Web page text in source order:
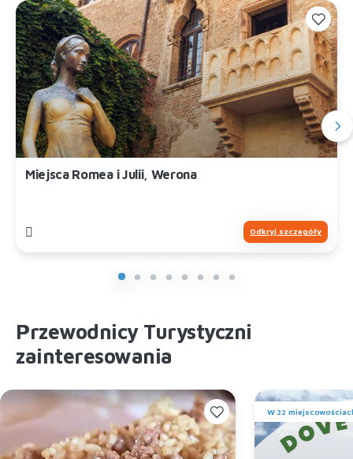
Miejsca Romea i Julii, Werona
Odkryj szczegóły
Przewodnicy Turystyczni
zainteresowania
W 22